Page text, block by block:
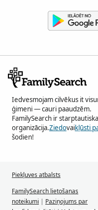
Iedvesmojam cilvēkus it
ģimeni — cauri paaudzēm.
FamilySearch ir
organizācija.Ziedovaikļūsti
šodien!
Piekļuves atbalsts
FamilySearch lietošanas
noteikumi | Paziņojums par